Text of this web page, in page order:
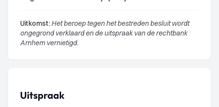
Uitkomst: Het beroep tegen het bestreden besluit wordt
ongegrond verklaard en de uitspraak van de rechtbank
Arnhem vernietigd.
Uitspraak